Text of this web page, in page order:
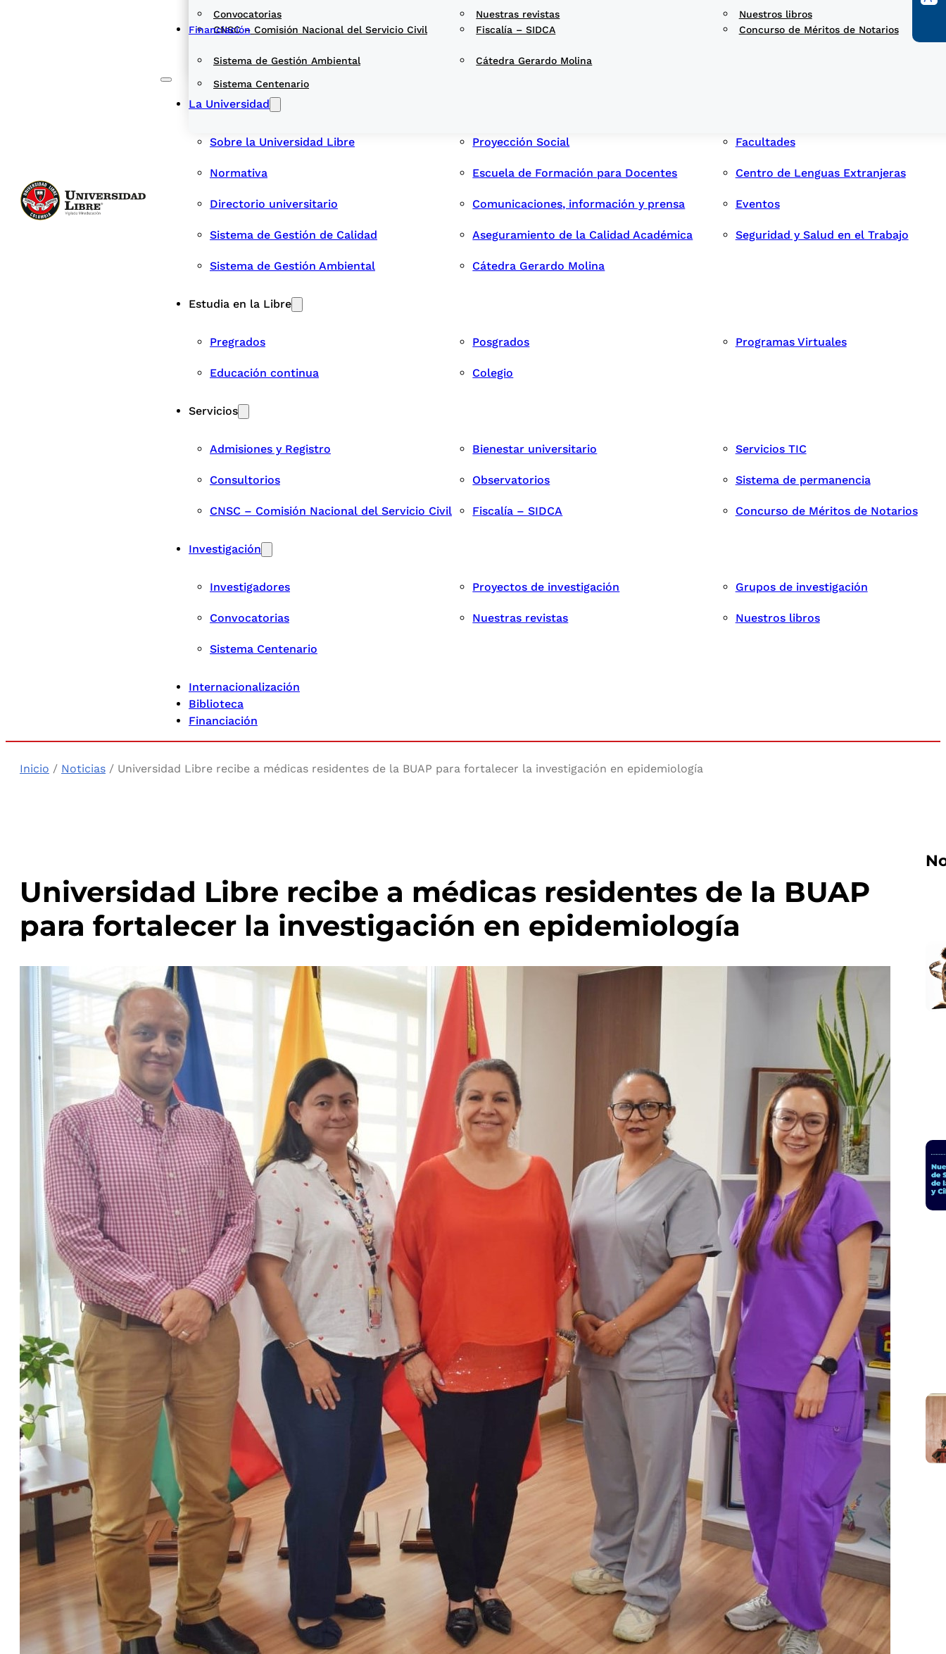
Sistema de Gestión Ambiental Cátedra Gerardo Molina
CNSC – Comisión Nacional del Servicio Civil Fiscalía – SIDCA Concurso de Méritos de Notarios
Convocatorias Nuestras revistas Nuestros libros
Sistema Centenario
Financiación
La Universidad
Sobre la Universidad Libre Proyección Social Facultades
Normativa Escuela de Formación para Docentes Centro de Lenguas Extranjeras
Directorio universitario Comunicaciones, información y prensa Eventos
Sistema de Gestión de Calidad Aseguramiento de la Calidad Académica Seguridad y Salud en el Trabajo
Sistema de Gestión Ambiental Cátedra Gerardo Molina
Estudia en la Libre
Pregrados Posgrados Programas Virtuales
Educación continua Colegio
Servicios
Admisiones y Registro Bienestar universitario Servicios TIC
Consultorios Observatorios Sistema de permanencia
CNSC – Comisión Nacional del Servicio Civil Fiscalía – SIDCA Concurso de Méritos de Notarios
Investigación
Investigadores Proyectos de investigación Grupos de investigación
Convocatorias Nuestras revistas Nuestros libros
Sistema Centenario
Internacionalización
Biblioteca
Financiación
Inicio / Noticias / Universidad Libre recibe a médicas residentes de la BUAP para fortalecer la investigación en epidemiología
Universidad Libre recibe a médicas residentes de la BUAP
para fortalecer la investigación en epidemiología